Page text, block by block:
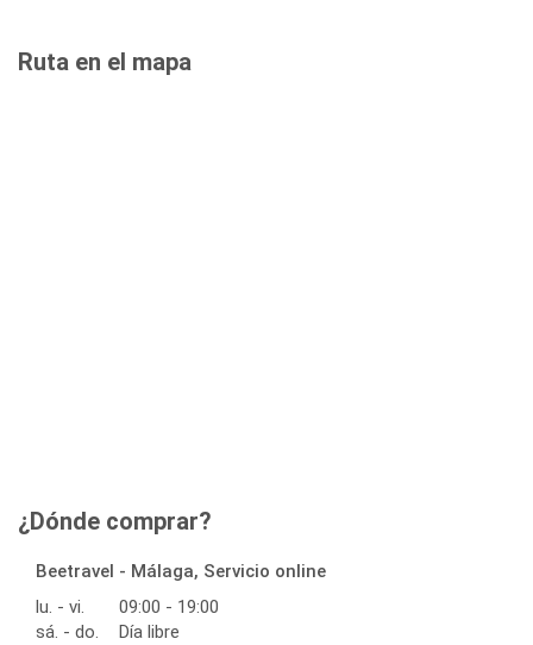
Ruta en el mapa
¿Dónde comprar?
Beetravel - Málaga, Servicio online
lu. - vi.
09:00 - 19:00
sá. - do.
Día libre